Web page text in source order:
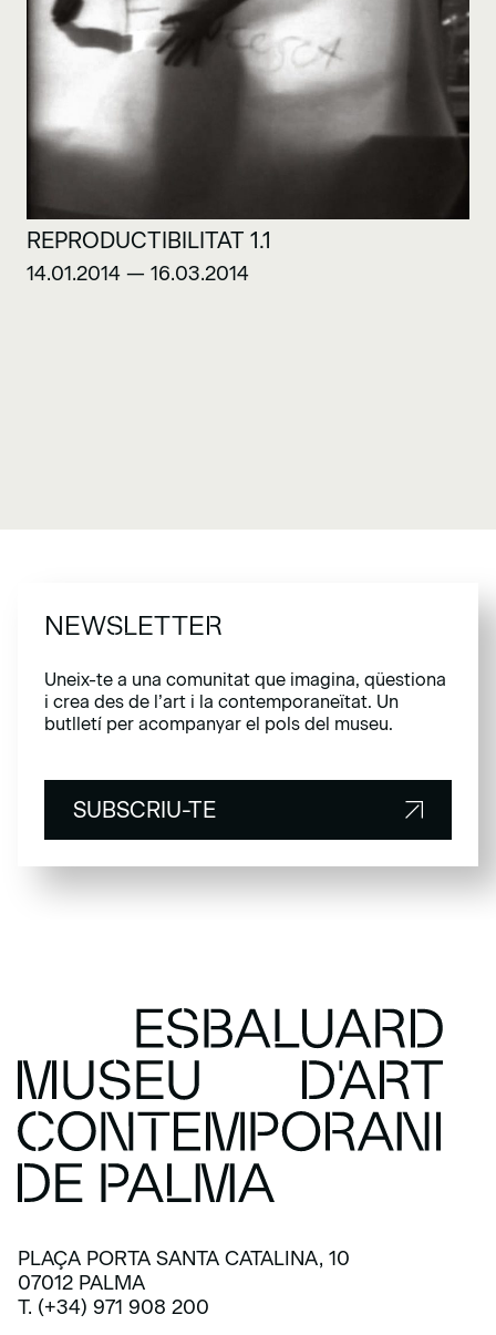
REPRODUCTIBILITAT 1.1
14.01.2014 — 16.03.2014
NEWSLETTER
Uneix-te a una comunitat que imagina, qüestiona
i crea des de l’art i la contemporaneïtat. Un
butlletí per acompanyar el pols del museu.
SUBSCRIU-TE
SUBSCRIU-TE
PLAÇA PORTA SANTA CATALINA, 10
07012 PALMA
T. (+34) 971 908 200